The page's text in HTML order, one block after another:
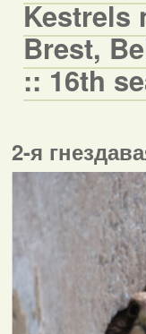
Kestrels
Brest,
:: 16th
2-я